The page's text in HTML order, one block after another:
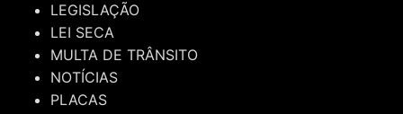
LEGISLAÇÃO
LEI SECA
MULTA DE TRÂNSITO
NOTÍCIAS
PLACAS